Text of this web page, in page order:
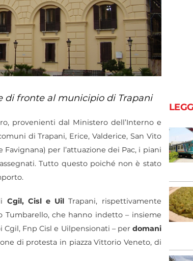
di fronte al municipio di Trapani
provenienti dal Ministero dell’Interno e
di Trapani, Erice, Valderice, San Vito
Favignana) per l’attuazione dei Pac, i piani
Tutto questo poiché non è stato
Cgil, Cisl e Uil Trapani, rispettivamente
Tumbarello, che hanno indetto – insieme
Fnp Cisl e Uilpensionati – per domani
di protesta in piazza Vittorio Veneto, di